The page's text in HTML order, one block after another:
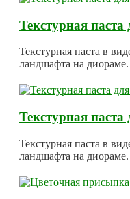
Текстурная
Текстурная паста в
ландшафта на
Текстурная
Текстурная паста в
ландшафта на